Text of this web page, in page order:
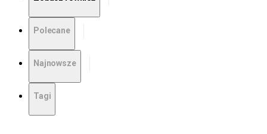
Polecane
Najnowsze
Tagi